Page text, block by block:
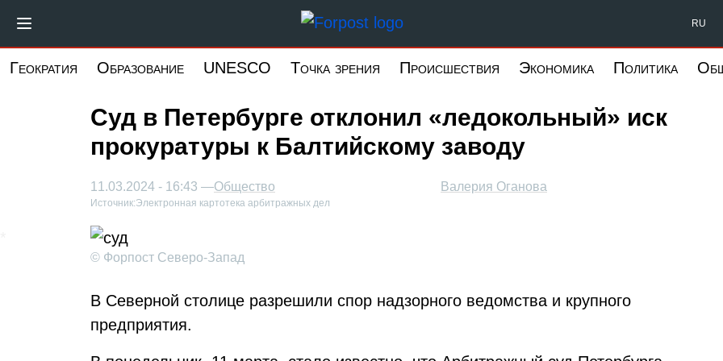
основному
Форпост Северо-Запад RU
Геократия Образование UNESCO Точка зрения Происшествия Экономика Политика
Суд в Петербурге отклонил «ледокольный» иск
прокуратуры к Балтийскому заводу
Валерия Оганова
11.03.2024 - 16:43 —Общество
Источник:Электронная картотека арбитражных дел
© Форпост Северо-Запад
В Северной столице разрешили спор надзорного ведомства и крупного
предприятия.